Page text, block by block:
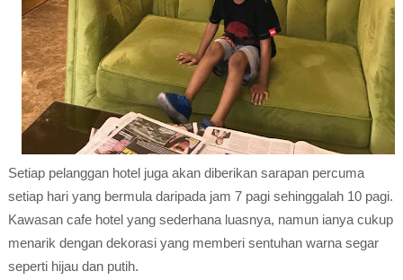
Setiap pelanggan hotel juga akan diberikan sarapan percuma
setiap hari yang bermula daripada jam 7 pagi sehinggalah 10 pagi.
Kawasan cafe hotel yang sederhana luasnya, namun ianya cukup
menarik dengan dekorasi yang memberi sentuhan warna segar
seperti hijau dan putih.